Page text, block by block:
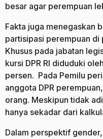
besar agar perempuan
Fakta juga menegaskan
partisipasi perempuan di
Khusus pada jabatan
kursi DPR RI diduduki
persen. Pada Pemilu
anggota DPR
orang. Meskipun tidak
hanya sekadar dari
Dalam perspektif